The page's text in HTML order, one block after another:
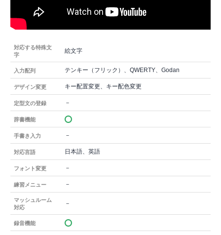
対応する特殊文
字
絵文字
入力配列 テンキー（フリック）、QWERTY、Godan
デザイン変更 キー配置変更、キー配色変更
定型文の登録 －
辞書機能
手書き入力 －
対応言語 日本語、英語
フォント変更 －
練習メニュー －
マッシュルーム
対応
－
録音機能